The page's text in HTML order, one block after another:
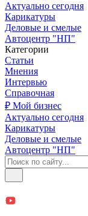
Актуально сегодня
Карикатуры
Деловые и смелые
Автоцентр "НП"
Категории
Статьи
Мнения
Интервью
Справочная
₽ Мой бизнес
Актуально сегодня
Карикатуры
Деловые и смелые
Автоцентр "НП"